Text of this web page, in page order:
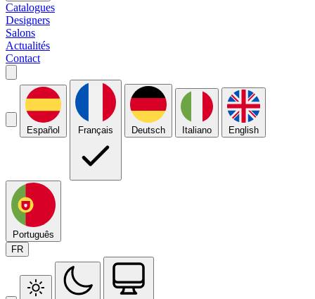
Catalogues
Designers
Salons
Actualités
Contact
Español Français Deutsch Italiano English
Português
FR